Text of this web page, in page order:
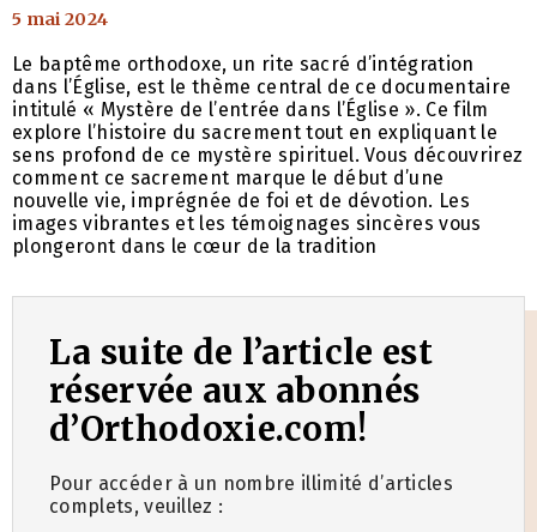
5 mai 2024
Le baptême orthodoxe, un rite sacré d’intégration
dans l’Église, est le thème central de ce documentaire
intitulé « Mystère de l’entrée dans l’Église ». Ce film
explore l’histoire du sacrement tout en expliquant le
sens profond de ce mystère spirituel. Vous découvrirez
comment ce sacrement marque le début d’une
nouvelle vie, imprégnée de foi et de dévotion. Les
images vibrantes et les témoignages sincères vous
plongeront dans le cœur de la tradition
La suite de l’article est
réservée aux abonnés
d’Orthodoxie.com!
Pour accéder à un nombre illimité d’articles
complets, veuillez :